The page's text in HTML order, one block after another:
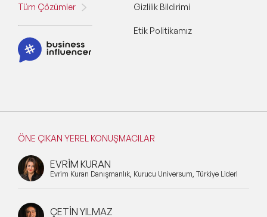
Tüm Çözümler Gizlilik Bildirimi
Etik Politikamız
ÖNE ÇIKAN YEREL KONUŞMACILAR
EVRİM KURAN
Evrim Kuran Danışmanlık, Kurucu Universum, Türkiye Lideri
ÇETİN YILMAZ